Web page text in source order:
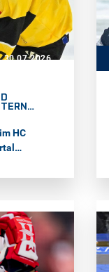
Daniel
30.07.2026
HC
bislang
zuletzt an